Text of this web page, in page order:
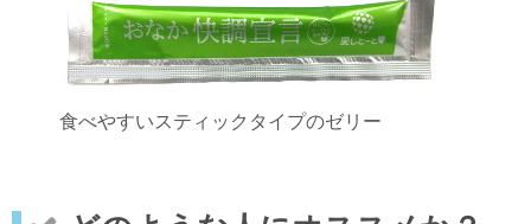
食べやすいスティックタイプのゼリー